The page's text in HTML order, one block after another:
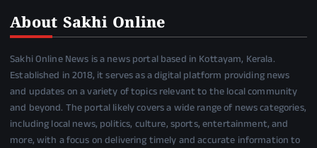
About Sakhi Online
Sakhi Online News is a news portal based in Kottayam, Kerala.
Established in 2018, it serves as a digital platform providing news
and updates on a variety of topics relevant to the local community
and beyond. The portal likely covers a wide range of news categories,
including local news, politics, culture, sports, entertainment, and
more, with a focus on delivering timely and accurate information to